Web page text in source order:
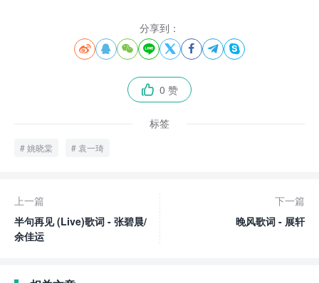
分享到：
       
 0 赞
标签
姚晓棠 袁一琦
上一篇
半句再见 (Live)歌词 - 张碧晨/
余佳运
下一篇
晚风歌词 - 展轩